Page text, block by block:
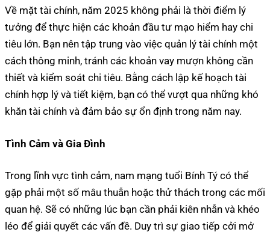
Về mặt tài chính, năm 2025 không phải là thời điểm lý
tưởng để thực hiện các khoản đầu tư mạo hiểm hay chi
tiêu lớn. Bạn nên tập trung vào việc quản lý tài chính một
cách thông minh, tránh các khoản vay mượn không cần
thiết và kiểm soát chi tiêu. Bằng cách lập kế hoạch tài
chính hợp lý và tiết kiệm, bạn có thể vượt qua những khó
khăn tài chính và đảm bảo sự ổn định trong năm nay.
Tình Cảm và Gia Đình
Trong lĩnh vực tình cảm, nam mạng tuổi Bính Tý có thể
gặp phải một số mâu thuẫn hoặc thử thách trong các mối
quan hệ. Sẽ có những lúc bạn cần phải kiên nhẫn và khéo
léo để giải quyết các vấn đề. Duy trì sự giao tiếp cởi mở